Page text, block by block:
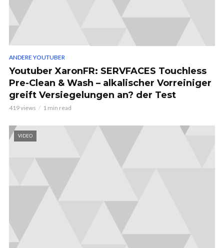
ANDERE YOUTUBER
Youtuber XaronFR: SERVFACES Touchless
Pre-Clean & Wash – alkalischer Vorreiniger
greift Versiegelungen an? der Test
419 views 1 min read
VIDEO